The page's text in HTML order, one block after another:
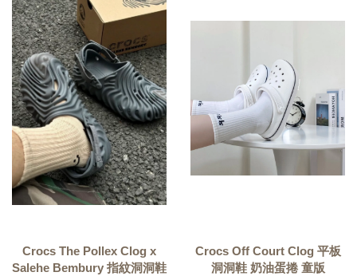
Crocs The Pollex Clog x
Salehe Bembury 指紋洞洞鞋
Crocs Off Court Clog 平板
洞洞鞋 奶油蛋捲 童版